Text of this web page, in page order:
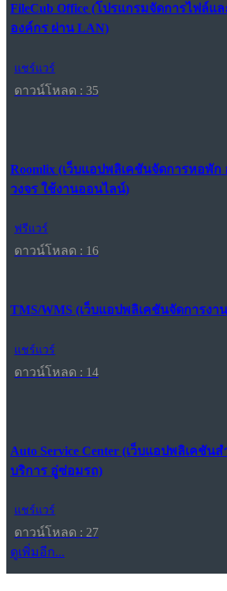
FileCub Office (โปรแกรมจัดการไฟล์แ
องค์กร ผ่าน LAN)
แชร์แวร์
ดาวน์โหลด : 35
Roomlix (เว็บแอปพลิเคชันจัดการหอพั
วงจร ใช้งานออนไลน์)
ฟรีแวร์
ดาวน์โหลด : 16
TMS/WMS (เว็บแอปพลิเคชันจัดการง
แชร์แวร์
ดาวน์โหลด : 14
Auto Service Center (เว็บแอปพลิเคชัน
บริการ อู่ซ่อมรถ)
แชร์แวร์
ดาวน์โหลด : 27
ดูเพิ่มอีก...